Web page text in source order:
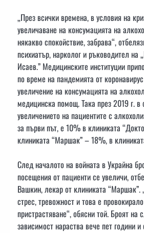
„През всички времена, в условия на
увеличаване на консумацията на
някакво спокойствие, забрава“,
психиатър, нарколог и ръководител на
Исаев.” Медицинските институции
по време на пандемията от
увеличение на консумацията на
медицинска помощ. Така през 2019 г. в
увеличението на пациентите с
за първи път, е 10% в клиниката
клиниката “Маршак” – 18%, в
След началото на войната в Украйна
посещения от пациенти се увеличи,
Вашкин, лекар от клиниката “Маршак”.
стрес, тревожност и това е
пристрастяване“, обясни той. Броят на
зависимост нараства вече пет години